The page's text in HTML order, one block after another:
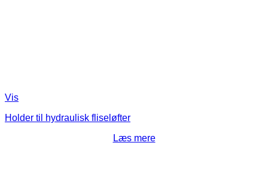
Vis
Holder til hydraulisk fliseløfter
Læs mere